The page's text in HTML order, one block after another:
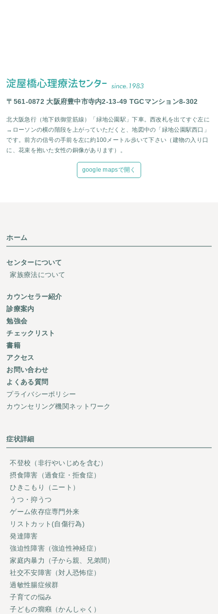
〒561-0872 大阪府豊中市寺内2-13-49 TGCマンション8-302
北大阪急行（地下鉄御堂筋線）「緑地公園駅」下車。西改札を出てすぐ左に
→ローソンの横の階段を上がっていただくと、地図中の「緑地公園駅西口」
です。前方の信号の手前を左に約100メートル歩いて下さい（建物の入り口
に、花束を抱いた女性の銅像があります）。
google mapsで開く
ホーム
センターについて
家族療法について
カウンセラー紹介
診療案内
勉強会
チェックリスト
書籍
アクセス
お問い合わせ
よくある質問
プライバシーポリシー
カウンセリング機関ネットワーク
症状詳細
不登校（非行やいじめを含む）
摂食障害（過食症・拒食症）
ひきこもり（ニート）
うつ・抑うつ
ゲーム依存症専門外来
リストカット(自傷行為)
発達障害
強迫性障害（強迫性神経症）
家庭内暴力（子から親、兄弟間）
社交不安障害（対人恐怖症）
過敏性腸症候群
子育ての悩み
子どもの癇癪（かんしゃく）